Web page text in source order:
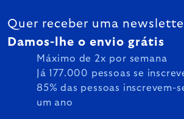
Quer receber uma
Damos-lhe o envio grátis
Máximo de 2x por semana
Já 177.000 pessoas se
85% das pessoas inscrevem-
um ano